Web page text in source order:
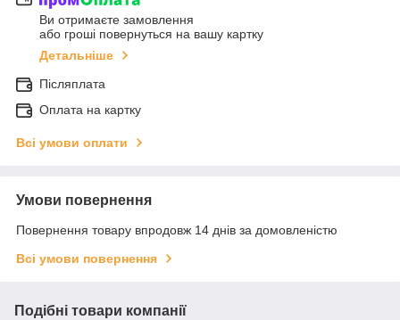
Ви отримаєте замовлення
або гроші повернуться на вашу картку
Детальніше
Післяплата
Оплата на картку
Всі умови оплати
Умови повернення
Повернення товару впродовж 14 днів за домовленістю
Всі умови повернення
Подібні товари компанії